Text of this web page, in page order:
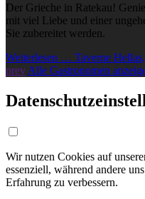
Der Grieche in Ratekau!
mit viel Liebe und einer
Sie zubereitet werden.
Weiterlesen … Taverne
prev Alle Gastronomen
Wir nutzen Cookies auf
essenziell, während andere
Erfahrung zu verbessern.